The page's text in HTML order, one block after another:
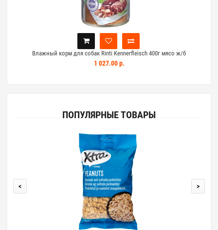
Влажный корм для собак Rinti Kennerfleisch 400г мясо ж/б
1 027.00 р.
ПОПУЛЯРНЫЕ ТОВАРЫ
< >